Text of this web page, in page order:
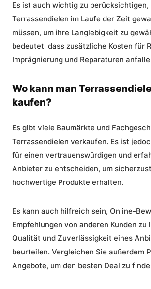
Es ist auch wichtig zu berücksichtigen,
Terrassendielen im Laufe der Zeit
müssen, um ihre Langlebigkeit zu
bedeutet, dass zusätzliche Kosten für
Imprägnierung und Reparaturen
Wo kann man
kaufen?
Es gibt viele Baumärkte und
Terrassendielen verkaufen. Es ist
für einen vertrauenswürdigen und
Anbieter zu entscheiden, um
hochwertige Produkte erhalten.
Es kann auch hilfreich sein, Online-
Empfehlungen von anderen Kunden zu
Qualität und Zuverlässigkeit eines
beurteilen. Vergleichen Sie außerdem
Angebote, um den besten Deal zu